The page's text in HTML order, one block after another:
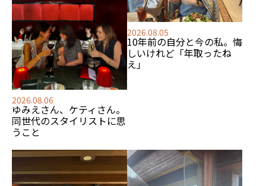
2026.08.06
ゆみえさん、ケティさん。
同世代のスタイリストに思
うこと
2026.08.05
10年前の自分と今の私。悔
しいけれど「年取ったね
え」